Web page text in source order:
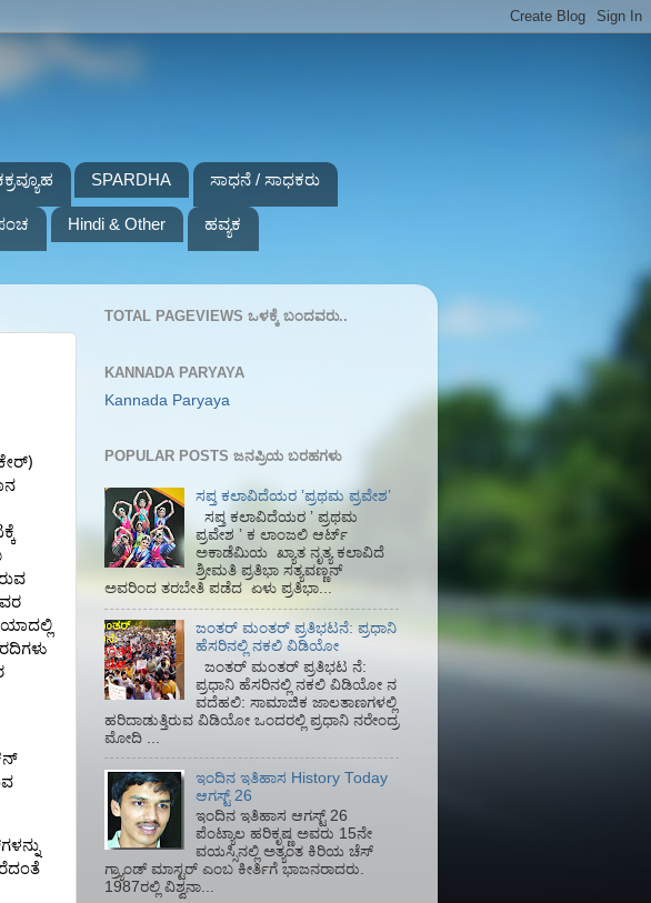
SPARDHA ಸಾಧನೆ / ಸಾಧಕರು
Hindi & Other ಹವ್ಯಕ
)
TOTAL PAGEVIEWS ಒಳಕ್ಕೆ ಬಂದವರು..
KANNADA PARYAYA
Kannada Paryaya
POPULAR POSTS ಜನಪ್ರಿಯ ಬರಹಗಳು
ಸಪ್ತ ಕಲಾವಿದೆಯರ ʼಪ್ರಥಮ ಪ್ರವೇಶʼ
ಸಪ್ತ ಕಲಾವಿದೆಯರ ʼ ಪ್ರಥಮ
ಪ್ರವೇಶ ʼ ಕ ಲಾಂಜಲಿ ಆರ್ಟ್
ಅಕಾಡೆಮಿಯ‌ ಖ್ಯಾತ ನೃತ್ಯ ಕಲಾವಿದೆ
ಶ್ರೀಮತಿ ಪ್ರತಿಭಾ ಸತ್ಯವಣ್ಣನ್
ಅವರಿಂದ ತರಬೇತಿ ಪಡೆದ ಏಳು ಪ್ರತಿಭಾ...
ಜಂತರ್ ಮಂತರ್ ಪ್ರತಿಭಟನೆ: ಪ್ರಧಾನಿ
ಹೆಸರಿನಲ್ಲಿ ನಕಲಿ ವಿಡಿಯೋ
ಜಂತರ್ ಮಂತರ್ ಪ್ರತಿಭಟ ನೆ:
ಪ್ರಧಾನಿ ಹೆಸರಿನಲ್ಲಿ ನಕಲಿ ವಿಡಿಯೋ ನ
ವದೆಹಲಿ: ಸಾಮಾಜಿಕ ಜಾಲತಾಣಗಳಲ್ಲಿ
ಹರಿದಾಡುತ್ತಿರುವ ವಿಡಿಯೋ ಒಂದರಲ್ಲಿ ಪ್ರಧಾನಿ ನರೇಂದ್ರ
ಮೋದಿ ...
ಇಂದಿನ ಇತಿಹಾಸ History Today
ಆಗಸ್ಟ್ 26
ಇಂದಿನ ಇತಿಹಾಸ ಆಗಸ್ಟ್ 26
ಪೆಂಟ್ಯಾಲ ಹರಿಕೃಷ್ಣ ಅವರು 15ನೇ
ವಯಸ್ಸಿನಲ್ಲಿ ಅತ್ಯಂತ ಕಿರಿಯ ಚೆಸ್
ಗ್ರ್ಯಾಂಡ್ ಮಾಸ್ಟರ್ ಎಂಬ ಕೀರ್ತಿಗೆ ಭಾಜನರಾದರು.
1987ರಲ್ಲಿ ವಿಶ್ವನಾ...